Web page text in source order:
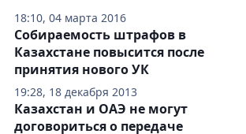
18:10, 04 марта 2016
19:28, 18 декабря 2013
Собираемость штрафов в
Казахстане повысится после
принятия нового УК
Казахстан и ОАЭ не могут
договориться о передаче